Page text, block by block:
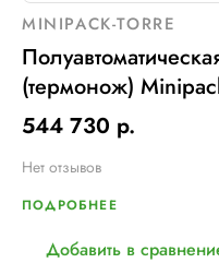
MINIPACK-TORRE
(термонож)
544 730 р.
Нет отзывов
ПОДРОБНЕЕ
Добавить в